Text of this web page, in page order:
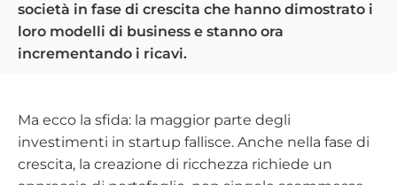
società in fase di crescita che hanno dimostrato i
loro modelli di business e stanno ora
incrementando i ricavi.
Ma ecco la sfida: la maggior parte degli
investimenti in startup fallisce. Anche nella fase di
crescita, la creazione di ricchezza richiede un